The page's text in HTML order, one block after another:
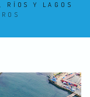
RÍOS Y LAGOS